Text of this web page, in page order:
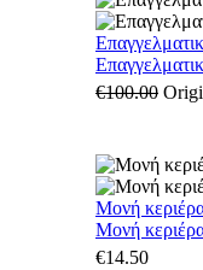
€100.00
Μονή
Μονή
€14.50